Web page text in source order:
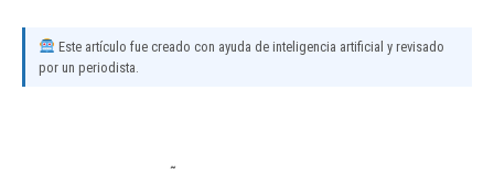
Este artículo fue creado con ayuda de inteligencia artificial y revisado
por un periodista.